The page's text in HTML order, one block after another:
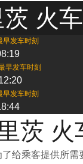
火
早发车时刻
早发车时刻
早发车时刻
茨 火
给乘客提供所